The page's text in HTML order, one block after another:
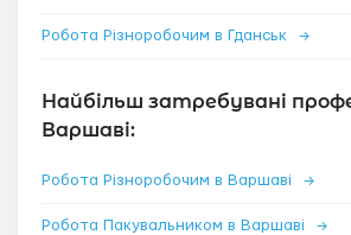
Робота Різноробочим в Гданськ →
Найбільш затребувані
Варшаві:
Робота Різноробочим в Варшаві →
Робота Пакувальником в Варшаві →